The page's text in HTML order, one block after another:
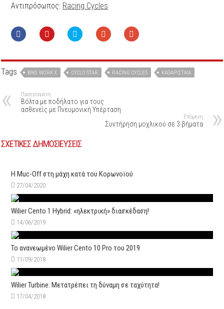
Αντιπρόσωπος: Racing Cycles
Tags BIKE WORK X CYCLO STAR RACING CYCLES ΚΑΘΑΡΙΣΤΙΚΆ
Προηγούμενη
Βόλτα με ποδήλατο για τους
ασθενείς με Πνευμονική Υπέρταση
Επόμενη
Συντήρηση μοχλικού σε 3 βήματα
ΣΧΕΤΙΚΕΣ ΔΗΜΟΣΙΕΥΣΕΙΣ
H Muc-Off στη μάχη κατά του Κορωνοϊού
27/04/2020
Wilier Cento 1 Hybrid: «ηλεκτρική» διασκέδαση!
14/06/2019
Το ανανεωμένο Wilier Cento 10 Pro του 2019
11/09/2018
Wilier Turbine: Μετατρέπει τη δύναμη σε ταχύτητα!
17/04/2018